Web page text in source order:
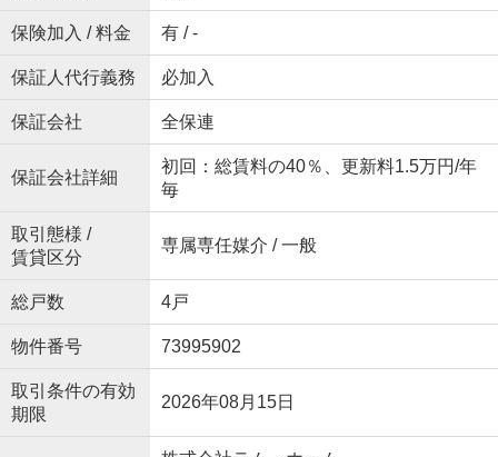
保険加入 / 料金 有 / -
保証人代行義務 必加入
保証会社 全保連
保証会社詳細
初回：総賃料の40％、更新料1.5万円/年
毎
取引態様 /
賃貸区分
専属専任媒介 / 一般
総戸数 4戸
物件番号 73995902
取引条件の有効
期限
2026年08月15日